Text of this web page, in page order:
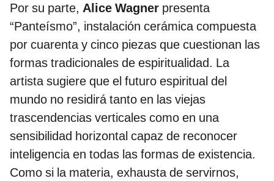
Por su parte, Alice Wagner presenta
“Panteísmo”, instalación cerámica compuesta
por cuarenta y cinco piezas que cuestionan las
formas tradicionales de espiritualidad. La
artista sugiere que el futuro espiritual del
mundo no residirá tanto en las viejas
trascendencias verticales como en una
sensibilidad horizontal capaz de reconocer
inteligencia en todas las formas de existencia.
Como si la materia, exhausta de servirnos,